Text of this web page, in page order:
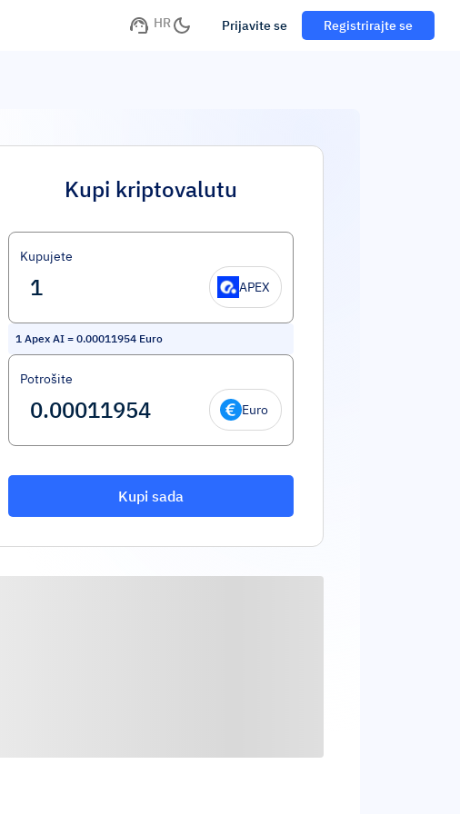
HR Prijavite se Registrirajte se
Kupi kriptovalutu
Kupujete
APEX
1 Apex AI = 0.00011954 Euro
Potrošite
Euro
Kupi sada